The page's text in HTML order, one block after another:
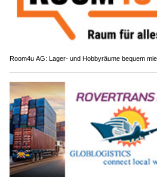
JGP Group GmbH: Ihr Partner für
Room4u AG: Lager- und Hobbyräume bequem